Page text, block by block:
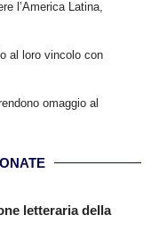
l’America Latina,
al loro vincolo con
omaggio al
letteraria della